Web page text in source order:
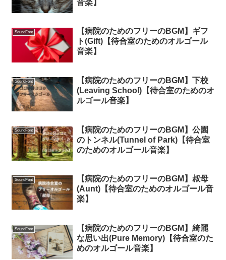
音楽】
SoundFont
【病院のためのフリーのBGM】ギフ
ト(Gift)【待合室のためのオルゴール
音楽】
SoundFont
【病院のためのフリーのBGM】下校
(Leaving School)【待合室のためのオ
ルゴール音楽】
SoundFont
【病院のためのフリーのBGM】公園
のトンネル(Tunnel of Park)【待合室
のためのオルゴール音楽】
SoundFont
【病院のためのフリーのBGM】叔母
(Aunt)【待合室のためのオルゴール音
楽】
SoundFont
【病院のためのフリーのBGM】綺麗
な思い出(Pure Memory)【待合室のた
めのオルゴール音楽】